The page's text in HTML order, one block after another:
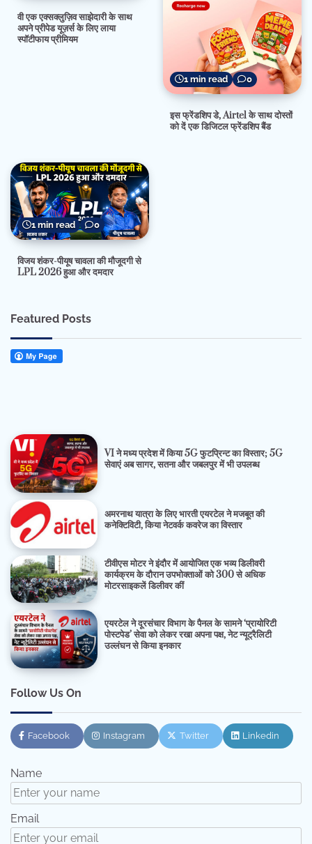
वी एक एक्सक्लुज़िव साझेदारी के साथ
अपने प्रीपेड यूज़र्स के लिए लाया
स्पॉटीफाय प्रीमियम
1 min read 0
इस फ्रेंडशिप डे, Airtel के साथ दोस्तों
को दें एक डिजिटल फ्रेंडशिप बैंड
1 min read 0
विजय शंकर-पीयूष चावला की मौजूदगी से
LPL 2026 हुआ और दमदार
Featured Posts
VI ने मध्य प्रदेश में किया 5G फुटप्रिन्ट का विस्तार; 5G
सेवाएं अब सागर, सतना और जबलपुर में भी उपलब्ध
अमरनाथ यात्रा के लिए भारती एयरटेल ने मजबूत की
कनेक्टिविटी, किया नेटवर्क कवरेज का विस्तार
टीवीएस मोटर ने इंदौर में आयोजित एक भव्य डिलीवरी
कार्यक्रम के दौरान उपभोक्ताओं को 300 से अधिक
मोटरसाइकलें डिलीवर कीं
एयरटेल ने दूरसंचार विभाग के पैनल के सामने ‘प्रायोरिटी
पोस्टपेड’ सेवा को लेकर रखा अपना पक्ष, नेट न्यूट्रैलिटी
उल्लंघन से किया इनकार
Follow Us On
Facebook Instagram Twitter Linkedin
Name
Email